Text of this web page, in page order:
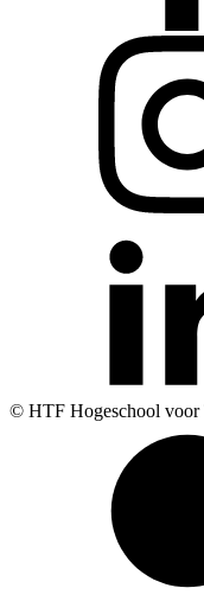
© HTF Hogeschool voor